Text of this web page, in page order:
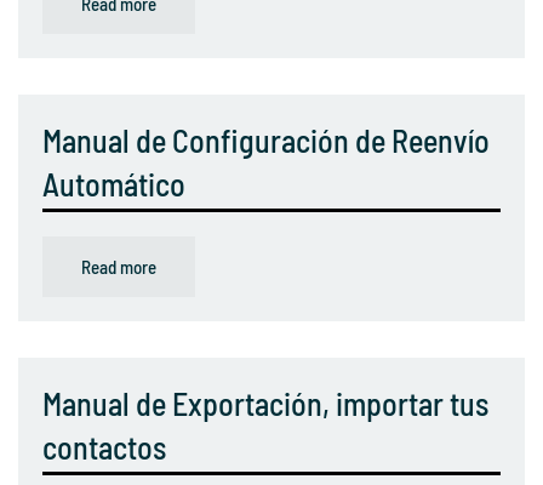
Manual de Configuración de Reenvío
Automático
Read more
Manual de Exportación, importar tus
contactos